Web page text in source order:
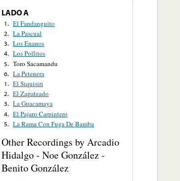
LADO A
1. El Fandanguito
2. La Pascual
3. Los Enanos
4. Los Pollitos
5. Toro Sacamandu
6. La Petenera
1. El Siquisiri
2. El Zapateado
3. La Guacamaya
4. El Pajaro Carpintero
5. La Rama Con Fuga De Bamba
Other Recordings by Arcadio
Hidalgo - Noe González -
Benito González